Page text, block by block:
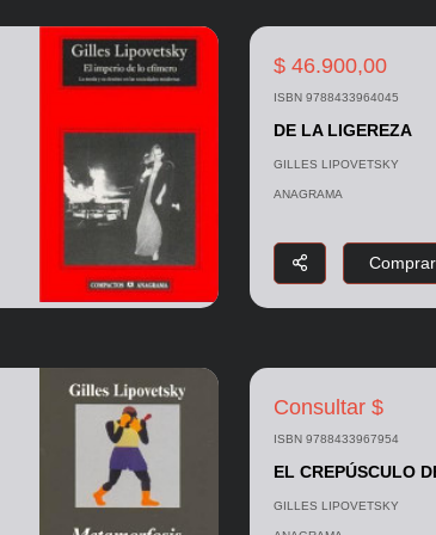
$ 46.900,00
ISBN 9788433964045
DE LA LIGEREZA
GILLES LIPOVETSKY
ANAGRAMA
Comprar
Consultar $
ISBN 9788433967954
EL CREPÚSCULO
GILLES LIPOVETSKY